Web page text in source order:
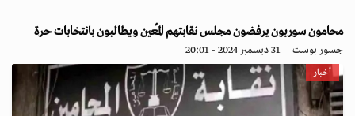
محامون سوريون يرفضون مجلس نقابتهم المُعين ويطالبون بانتخابات حرة
جسور بوست 31 ديسمبر 2024 - 20:01
أخبار